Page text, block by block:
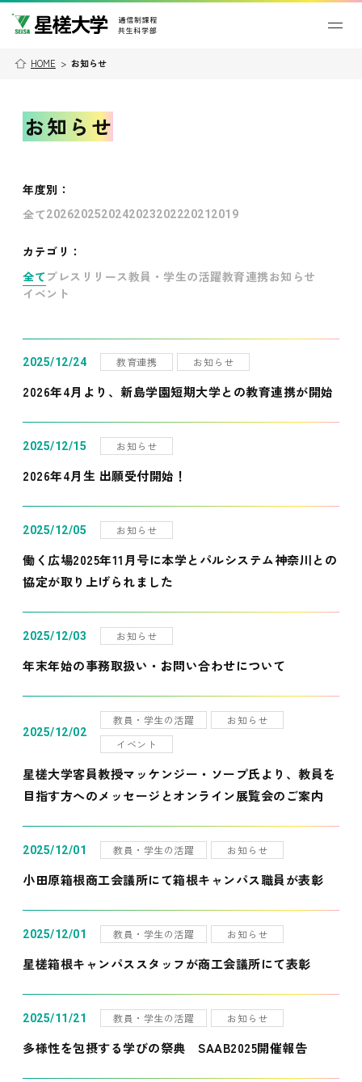
HOME > お知らせ
お知らせ
年度別 ：
全て202620252024202320222021 2019
カテゴリ：
全て プレスリリース教員・学生の活躍教育連携お知らせ
イベント
2025/12/24 教育連携 お知らせ
2026年4月より、新島学園短期大学との教育連携が開始
2025/12/15 お知らせ
2026年4月生 出願受付開始！
2025/12/05 お知らせ
働く広場2025年11月号に本学とパルシステム神奈川との
協定が取り上げられました
2025/12/03 お知らせ
年末年始の事務取扱い・お問い合わせについて
2025/12/02
教員・学生の活躍
お知らせ
イベント
星槎大学客員教授マッケンジー・ソープ氏より、教員を
目指す方へのメッセージとオンライン展覧会のご案内
2025/12/01 教員・学生の活躍 お知らせ
小田原箱根商工会議所にて箱根キャンパス職員が表彰
2025/12/01 教員・学生の活躍 お知らせ
星槎箱根キャンパススタッフが商工会議所にて表彰
2025/11/21 教員・学生の活躍 お知らせ
多様性を包摂する学びの祭典 SAAB2025開催報告